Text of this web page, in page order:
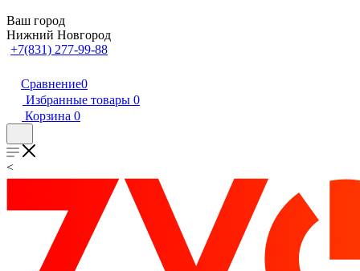
Ваш город
Нижний Новгород
+7(831) 277-99-88
Сравнение0
Избранные товары 0
Корзина 0
<